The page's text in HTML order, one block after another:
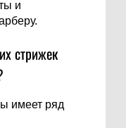
и
стрижек
имеет ряд